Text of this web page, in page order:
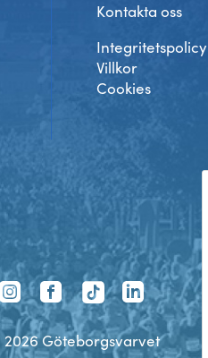
Kontakta oss
Integritetspolicy
Villkor
Cookies
Facebook
TikTok
LinkedIn
2026Göteborgsvarvet